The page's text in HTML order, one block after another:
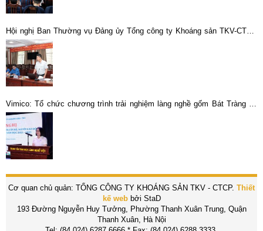
Hội nghị Ban Thường vụ Đảng ủy Tổng công ty Khoáng sản TKV-CTCP
với các tổ chức đoàn thể, chính trị – xã hội: Tăng cường phối hợp, phát
huy sức mạnh tập thể
Vimico: Tổ chức chương trình trải nghiệm làng nghề gốm Bát Tràng và
tuyên dương con CBCNV-LĐ xuất sắc năm học 2024–2025
Cơ quan chủ quản: TỔNG CÔNG TY KHOÁNG SẢN TKV - CTCP. Thiết
kế webbởi StaD
193 Đường Nguyễn Huy Tưởng, Phường Thanh Xuân Trung, Quận
Thanh Xuân, Hà Nội